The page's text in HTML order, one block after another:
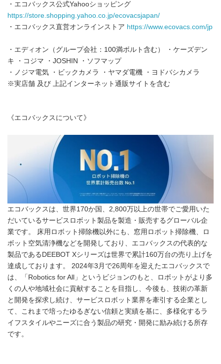
・エコバックス公式Yahooショッピング
https://store.shopping.yahoo.co.jp/ecovacsjapan/
・エコバックス直営オンラインストア https://www.ecovacs.com/jp
・エディオン（グループ会社：100満ボルト含む） ・ケーズデン
キ ・コジマ ・JOSHIN ・ソフマップ
・ノジマ電気 ・ビックカメラ ・ヤマダ電機 ・ヨドバシカメラ
※実店舗 及び 上記インターネット通販サイトを含む
《エコバックスについて》
エコバックスは、世界170か国、2,800万以上の世帯でご愛用いた
だいているサービスロボット製品を製造・販売するグローバル企
業です。 床用ロボット掃除機以外にも、窓用ロボット掃除機、ロ
ボット空気清浄機などを開発しており、エコバックスの代表的な
製品であるDEEBOT Xシリーズは世界で累計160万台の売り上げを
達成しております。 2024年3月で26周年を迎えたエコバックスで
は、「Robotics for All」というビジョンのもと、ロボットがより多
くの人や地域社会に貢献することを目指し、今後も、技術の革新
と開発を探求し続け、サービスロボット業界を牽引する企業とし
て、これまで培ったゆるぎない信頼と実績を基に、多様化するラ
イフスタイルやニーズに合う製品の研究・開発に励み続ける所存
です。
Japanese